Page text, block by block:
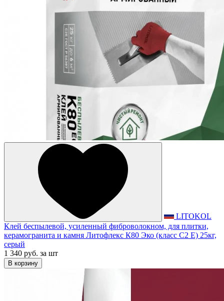
LITOKOL
Клей беспылевой, усиленный фиброволокном, для плитки,
керамогранита и камня Литофлекс К80 Эко (класс С2 Е) 25кг,
серый
1 340 руб. за шт
В корзину